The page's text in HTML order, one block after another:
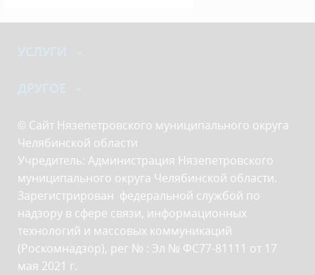
УСЛУГИ
ДРУГОЕ
© Сайт Нязепетровского муниципального округа
Челябинской области
Учредитель: Администрация Нязепетровского
муниципального округа Челябинской области.
Зарегистрирован федеральной службой по
надзору в сфере связи, информационных
технологий и массовых коммуникаций
(Роскомнадзор), рег № : Эл № ФС77-81111 от 17
мая 2021 г.